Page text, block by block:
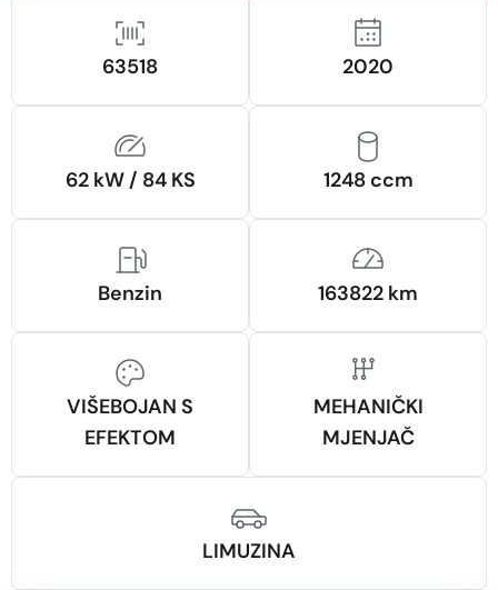
63518 2020
62 kW / 84 KS 1248 ccm
Benzin 163822 km
VIŠEBOJAN S
EFEKTOM
MEHANIČKI
MJENJAČ
LIMUZINA